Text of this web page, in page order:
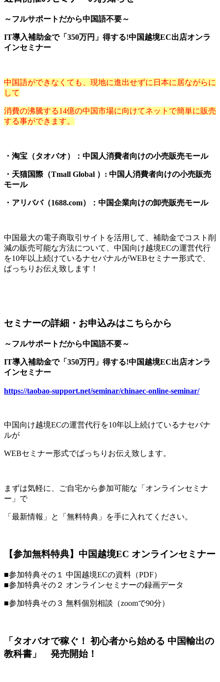
～フルサポートだから中国語不要～
IT導入補助金で「350万円」得する!中国越境EC出店オンラ
インセミナー
中国語ができなくても、現地に進出せずに日本に居ながらに
して
消費の沸騰する14億の中国市場に向けてネットで簡単に販売
する事ができます。
・淘宝（タオバオ）：中国人消費者向けの小売販売モール
・天猫国際（Tmall Global ）: 中国人消費者向けの小売販売
モール
・アリババ（1688.com）：中国企業向けの卸売販売モール
中国最大の電子商取引サイトを活用して、補助金でコスト削
減の販売可能な方法について、中国向け越境ECの運営代行
を10年以上続けているナセバナルがWEBセミナー形式で、
ばっちりお伝え致します！
セミナーの詳細・お申込みはこちらから
～フルサポートだから中国語不要～
IT導入補助金で「350万円」得する!中国越境EC出店オンラ
インセミナー
https://taobao-support.net/seminar/chinaec-online-seminar/
中国向け越境ECの運営代行を10年以上続けているナセバナ
ルが
WEBセミナー形式でばっちりお伝え致します。
まずは気軽に、ご自宅から参加可能な「オンラインセミナ
ー」で
「最新情報」と「無料特典」を手に入れてください。
【参加無料特典】中国越境EC オンラインセミナー
■参加特典その１ 中国越境ECの資料（PDF）
■参加特典その２ オンラインセミナーの録画データ
■参加特典その３ 無料個別相談（zoomで90分）
「タオバオで稼ぐ！ 初心者から始める 中国輸出の
教科書」 発売開始！